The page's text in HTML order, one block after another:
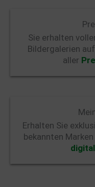
Sie erhalten
Bildergalerien auf
aller
Erhalten Sie
bekannten